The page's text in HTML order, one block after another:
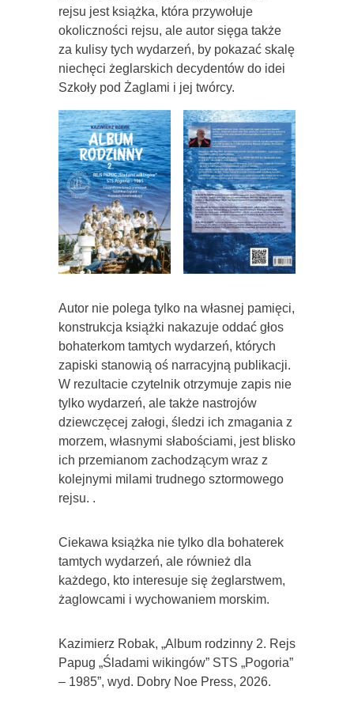
rejsu jest książka, która przywołuje
okoliczności rejsu, ale autor sięga także
za kulisy tych wydarzeń, by pokazać skalę
niechęci żeglarskich decydentów do idei
Szkoły pod Żaglami i jej twórcy.
Autor nie polega tylko na własnej pamięci,
konstrukcja książki nakazuje oddać głos
bohaterkom tamtych wydarzeń, których
zapiski stanowią oś narracyjną publikacji.
W rezultacie czytelnik otrzymuje zapis nie
tylko wydarzeń, ale także nastrojów
dziewczęcej załogi, śledzi ich zmagania z
morzem, własnymi słabościami, jest blisko
ich przemianom zachodzącym wraz z
kolejnymi milami trudnego sztormowego
rejsu. .
Ciekawa książka nie tylko dla bohaterek
tamtych wydarzeń, ale również dla
każdego, kto interesuje się żeglarstwem,
żaglowcami i wychowaniem morskim.
Kazimierz Robak, „Album rodzinny 2. Rejs
Papug „Śladami wikingów” STS „Pogoria”
– 1985”, wyd. Dobry Noe Press, 2026.